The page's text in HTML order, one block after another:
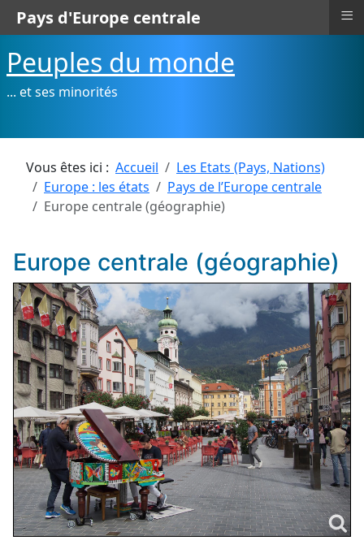
Peuples du monde
... et ses minorités
Vous êtes ici : Accueil
Les Etats (Pays, Nations)
Europe : les états
Pays de l’Europe centrale
Europe centrale (géographie)
Europe centrale (géographie)
Pays d'Europe centrale ≡